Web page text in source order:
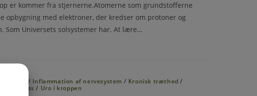
er kommer fra stjernerne.Atomerne som grundstofferne
opbygning med elektroner, der kredser om protoner og
Som Universets solsystemer har. At lære…
/ Inflammation af nervesystem / Kronisk træthed /
Stress / Uro i kroppen